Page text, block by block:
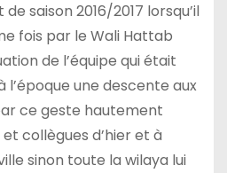
saison 2016/2017 lorsqu’il
fois par le Wali Hattab
de l’équipe qui était
une descente aux
ce geste hautement
collègues d’hier et à
sinon toute la wilaya lui